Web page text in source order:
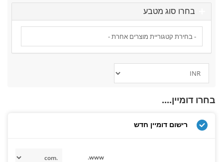
בחרו סוג מטבע
בחרו דומיין....
רישום דומיין חדש
www.